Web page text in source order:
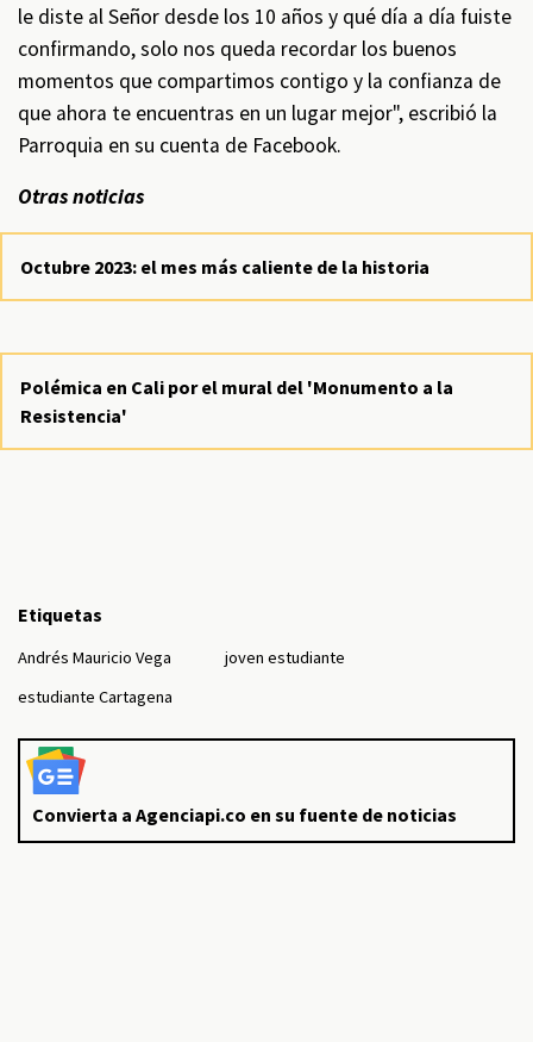
le diste al Señor desde los 10 años y qué día a día fuiste
confirmando, solo nos queda recordar los buenos
momentos que compartimos contigo y la confianza de
que ahora te encuentras en un lugar mejor", escribió la
Parroquia en su cuenta de Facebook.
Otras noticias
Octubre 2023: el mes más caliente de la historia
Polémica en Cali por el mural del 'Monumento a la
Resistencia'
Etiquetas
Andrés Mauricio Vega
joven estudiante
estudiante Cartagena
Convierta a Agenciapi.co en su fuente de noticias